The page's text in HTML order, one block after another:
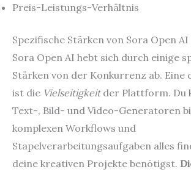
Preis-Leistungs-Verhältnis
Spezifische Stärken von Sora Open AI
Sora Open AI hebt sich durch einige
Stärken von der Konkurrenz ab. Eine
ist die Vielseitigkeitder Plattform. Du
Text-, Bild- und Video-Generatoren
komplexen Workflows und
Stapelverarbeitungsaufgaben alles
deine kreativen Projekte benötigst.